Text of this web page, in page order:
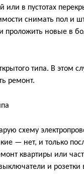
в пустотах
снимать пол и
проложить новые в
типа. В этом
ремонт.
схему
— нет, и только
квартиры или
и